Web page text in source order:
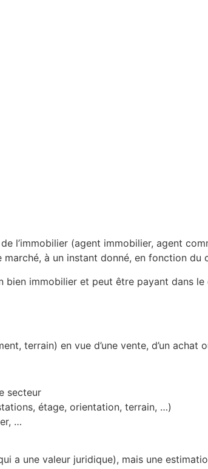
l’immobilier (agent immobilier, agent
marché, à un instant donné, en fonction du
immobilier et peut être payant dans le
terrain) en vue d’une vente, d’un achat
secteur
étage, orientation, terrain, …)
…
a une valeur juridique), mais une